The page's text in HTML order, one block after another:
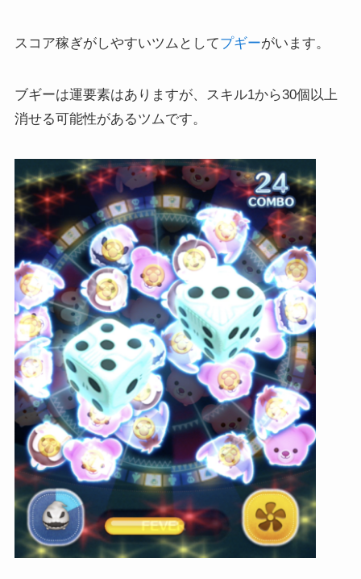
スコア稼ぎがしやすいツムとしてプギーがいます。
ブギーは運要素はありますが、スキル1から30個以上
消せる可能性があるツムです。